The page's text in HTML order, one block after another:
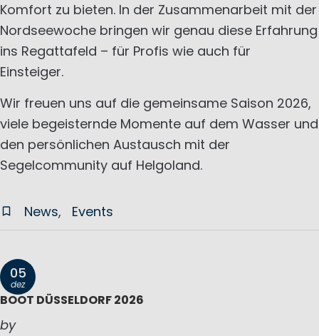
Komfort zu bieten. In der Zusammenarbeit mit der
Nordseewoche bringen wir genau diese Erfahrung
ins Regattafeld – für Profis wie auch für
Einsteiger.
Wir freuen uns auf die gemeinsame Saison 2026,
viele begeisternde Momente auf dem Wasser und
den persönlichen Austausch mit der
Segelcommunity auf Helgoland.
News Events
05
dez
BOOT DÜSSELDORF 2026
by